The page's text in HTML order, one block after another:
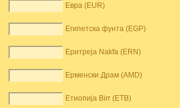
Евра (EUR)
Египетска фунта (EGP)
Еритреја Nakfa (ERN)
Ерменски Драм (AMD)
Етиопија Birr (ETB)